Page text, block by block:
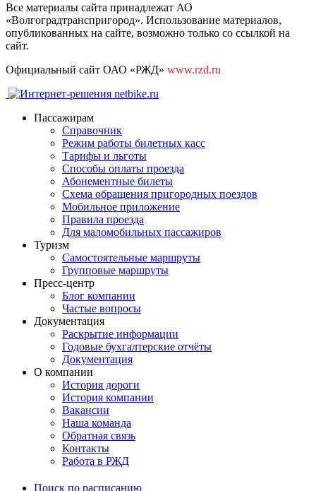
Все материалы сайта принадлежат АО
«Волгоградтранспригород». Использование материалов,
опубликованных на сайте, возможно только со ссылкой на
сайт.
Официальный сайт ОАО «РЖД» www.rzd.ru
Пассажирам
Справочник
Режим работы билетных касс
Тарифы и льготы
Способы оплаты проезда
Абонементные билеты
Схема обращения пригородных поездов
Мобильное приложение
Правила проезда
Для маломобильных пассажиров
Туризм
Самостоятельные маршруты
Групповые маршруты
Пресс-центр
Блог компании
Частые вопросы
Документация
Раскрытие информации
Годовые бухгалтерские отчёты
Документация
О компании
История дороги
История компании
Вакансии
Наша команда
Обратная связь
Контакты
Работа в РЖД
Поиск по расписанию